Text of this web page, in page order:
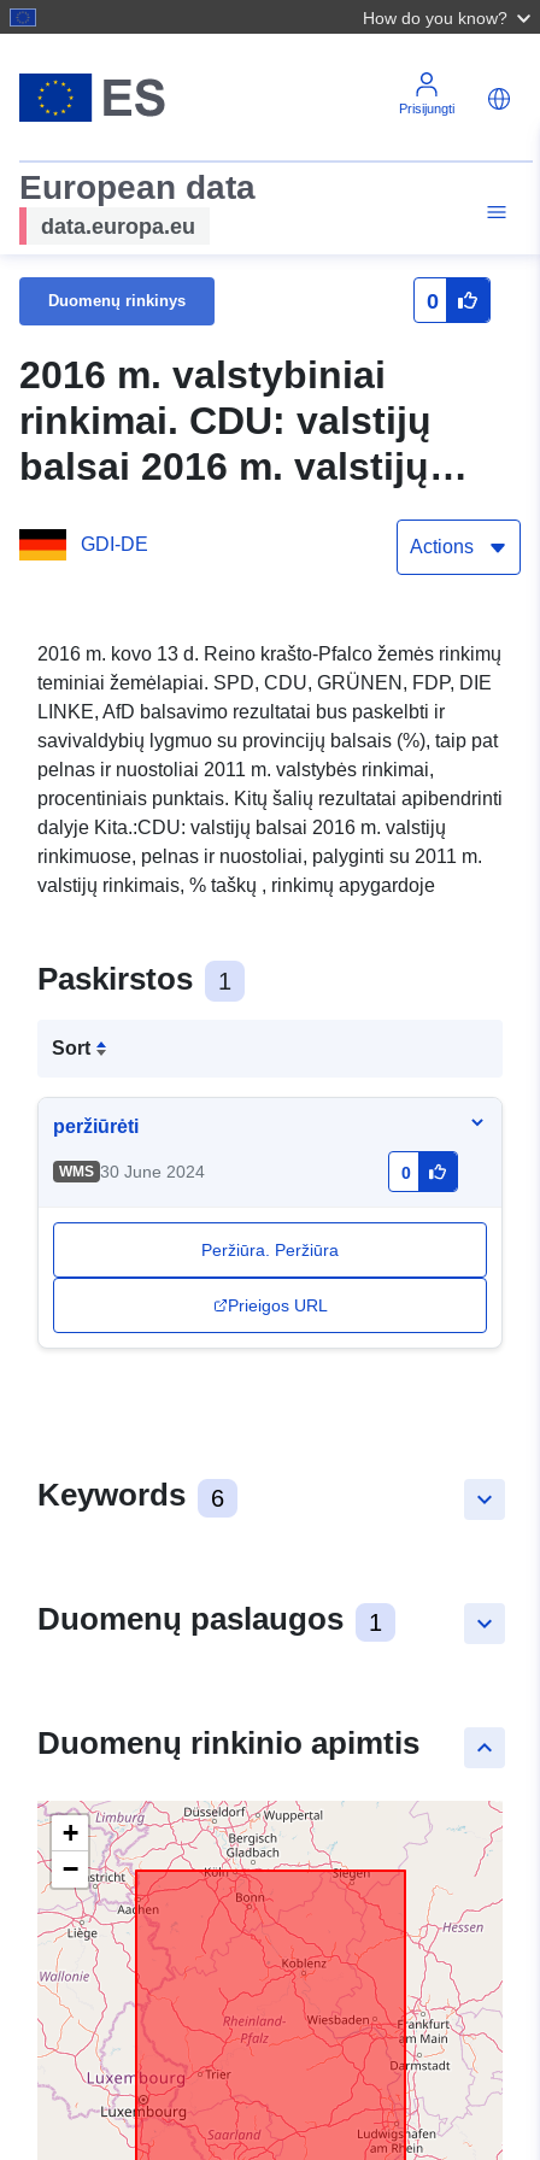
How do you know?
Prisijungti
European data
data.europa.eu
Duomenų rinkinys 0
2016 m. valstybiniai
rinkimai. CDU: valstijų
balsai 2016 m. valstijų
rinkimuose, pelnas ir
nuostoliai, palyginti su
procentiniais punktais
(rinkimų apygardų
lygmeniu)
GDI-DE Actions
2016 m. kovo 13 d. Reino krašto-Pfalco žemės rinkimų
teminiai žemėlapiai. SPD, CDU, GRÜNEN, FDP, DIE
LINKE, AfD balsavimo rezultatai bus paskelbti ir
savivaldybių lygmuo su provincijų balsais (%), taip pat
pelnas ir nuostoliai 2011 m. valstybės rinkimai,
procentiniais punktais. Kitų šalių rezultatai apibendrinti
dalyje Kita.:CDU: valstijų balsai 2016 m. valstijų
rinkimuose, pelnas ir nuostoliai, palyginti su 2011 m.
valstijų rinkimais, % taškų , rinkimų apygardoje
Paskirstos 1
Sort
peržiūrėti
WMS 30 June 2024 0
Peržiūra. Peržiūra
Prieigos URL
keyboard_arrow_down
Keywords 6
keyboard_arrow_down
Duomenų paslaugos 1
keyboard_arrow_up
Duomenų rinkinio apimtis
+
−